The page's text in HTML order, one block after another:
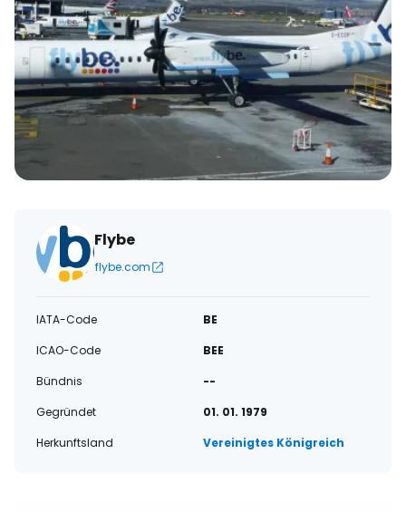
Flybe
flybe.com
IATA-Code
BE
ICAO-Code
BEE
Bündnis
--
Gegründet
01. 01. 1979
Herkunftsland
Vereinigtes Königreich